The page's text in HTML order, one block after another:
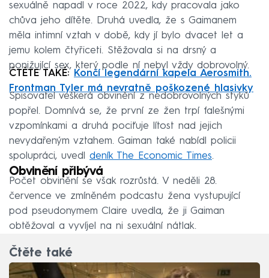
sexuálně napadl v roce 2022, kdy pracovala jako
chůva jeho dítěte. Druhá uvedla, že s Gaimanem
měla intimní vztah v době, kdy jí bylo dvacet let a
jemu kolem čtyřiceti. Stěžovala si na drsný a
ponižující sex, který podle ní nebyl vždy dobrovolný.
ČTĚTE TAKÉ: Končí legendární kapela Aerosmith.
Frontman Tyler má nevratně poškozené hlasivky
Spisovatel veškerá obvinění z nedobrovolných styků
popřel. Domnívá se, že první ze žen trpí falešnými
vzpomínkami a druhá pociťuje lítost nad jejich
nevydařeným vztahem. Gaiman také nabídl policii
spolupráci, uvedl deník The Economic Times.
Obvinění přibývá
Počet obvinění se však rozrůstá. V neděli 28.
července ve zmíněném podcastu žena vystupující
pod pseudonymem Claire uvedla, že ji Gaiman
obtěžoval a vyvíjel na ni sexuální nátlak.
Čtěte také